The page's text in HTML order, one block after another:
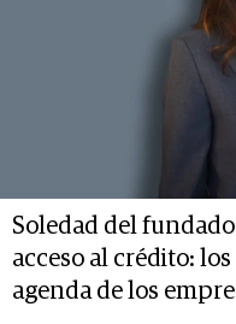
Soledad del
acceso al crédito:
agenda de los